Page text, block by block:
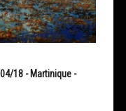
18 - Martinique -